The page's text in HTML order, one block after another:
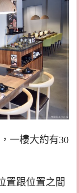
一樓大約有30
置跟位置之間